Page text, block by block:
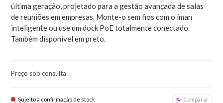
última geração, projetado para a gestão avançada de salas
de reuniões em empresas. Monte-o sem fios com o íman
inteligente ou use um dock PoE totalmente conectado.
Também disponivel em preto.
Preço sob consulta
Sujeito a confirmação de stock Comparar